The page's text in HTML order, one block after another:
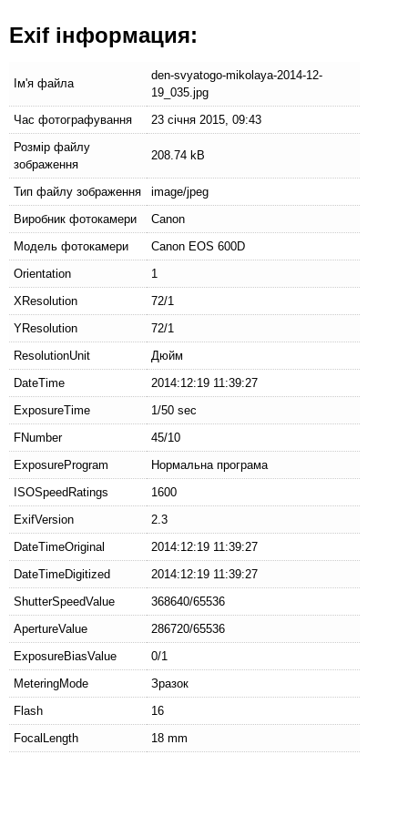
Exif інформация:
Ім'я файла
den-svyatogo-mikolaya-2014-12-
19_035.jpg
Час фотографування
23 січня 2015, 09:43
Розмір файлу
зображення
208.74 kB
Тип файлу зображення
image/jpeg
Виробник фотокамери
Canon
Модель фотокамери
Canon EOS 600D
Orientation
1
XResolution
72/1
YResolution
72/1
ResolutionUnit
Дюйм
DateTime
2014:12:19 11:39:27
ExposureTime
1/50 sec
FNumber
45/10
ExposureProgram
Нормальна програма
ISOSpeedRatings
1600
ExifVersion
2.3
DateTimeOriginal
2014:12:19 11:39:27
DateTimeDigitized
2014:12:19 11:39:27
ShutterSpeedValue
368640/65536
ApertureValue
286720/65536
ExposureBiasValue
0/1
MeteringMode
Зразок
Flash
16
FocalLength
18 mm